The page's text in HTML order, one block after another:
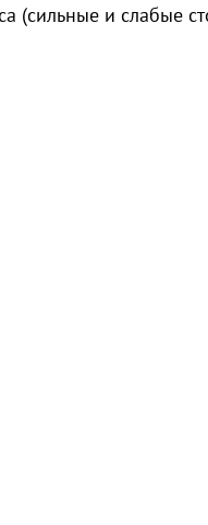
(сильные и слабые